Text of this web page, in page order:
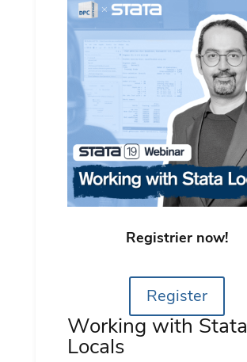
Working with Stata
Locals
Registrier now!
Register